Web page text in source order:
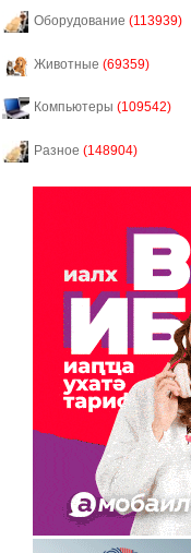
Оборудование (113939)
Животные (69359)
Компьютеры (109542)
Разное (148904)